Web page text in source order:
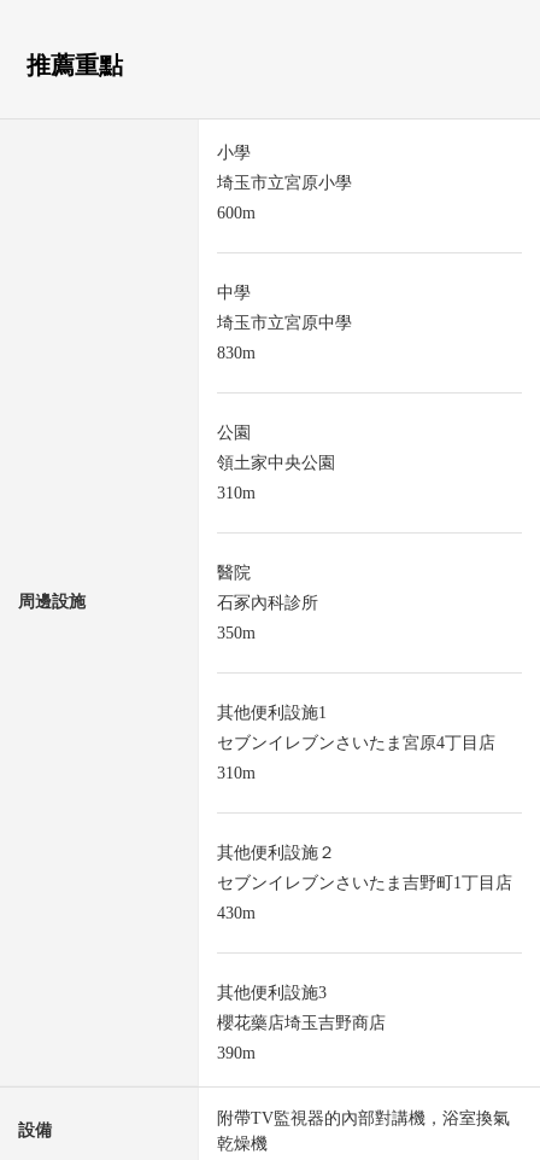
推薦重點
周邊設施
小學
埼玉市立宮原小學
600m
中學
埼玉市立宮原中學
830m
公園
領土家中央公園
310m
醫院
石冢內科診所
350m
其他便利設施1
セブンイレブンさいたま宮原4丁目店
310m
其他便利設施２
セブンイレブンさいたま吉野町1丁目店
430m
其他便利設施3
櫻花藥店埼玉吉野商店
390m
設備
附帶TV監視器的內部對講機，浴室換氣
乾燥機